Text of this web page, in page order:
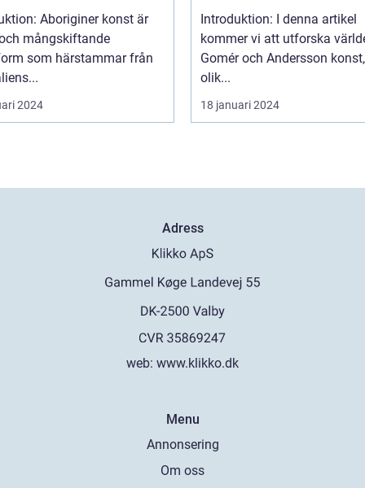
Aboriginer konst är
mångskiftande
som härstammar från
2024
Introduktion: I denna artikel
kommer vi att utforska
Gomér och Andersson
olik...
18 januari 2024
Adress
web: www.klikko.dk
Menu
Annonsering
Om oss